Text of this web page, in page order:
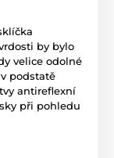
by bylo
velice odolné
podstatě
antireflexní
při pohledu